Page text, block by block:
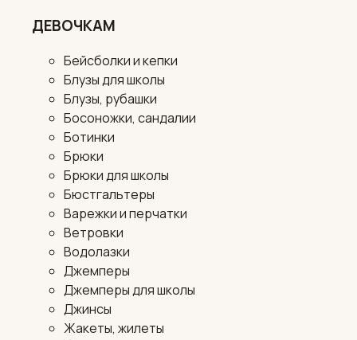
ДЕВОЧКАМ
Бейсболки и кепки
Блузы для школы
Блузы, рубашки
Босоножки, сандалии
Ботинки
Брюки
Брюки для школы
Бюстгальтеры
Варежки и перчатки
Ветровки
Водолазки
Джемперы
Джемперы для школы
Джинсы
Жакеты, жилеты